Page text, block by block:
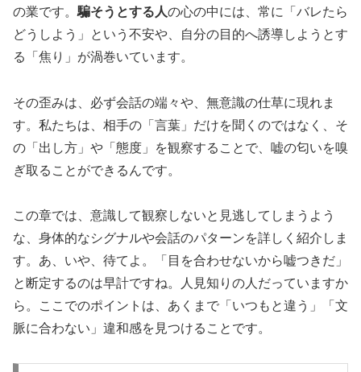
の業です。 騙そうとする人の心の中には、常に「バレたら
どうしよう」という不安や、自分の目的へ誘導しようとす
る「焦り」が渦巻いています。
その歪みは、必ず会話の端々や、無意識の仕草に現れま
す。私たちは、相手の「言葉」だけを聞くのではなく、そ
の「出し方」や「態度」を観察することで、嘘の匂いを嗅
ぎ取ることができるんです。
この章では、意識して観察しないと見逃してしまうよう
な、身体的なシグナルや会話のパターンを詳しく紹介しま
す。あ、いや、待てよ。「目を合わせないから嘘つきだ」
と断定するのは早計ですね。人見知りの人だっていますか
ら。ここでのポイントは、あくまで「いつもと違う」「文
脈に合わない」違和感を見つけることです。